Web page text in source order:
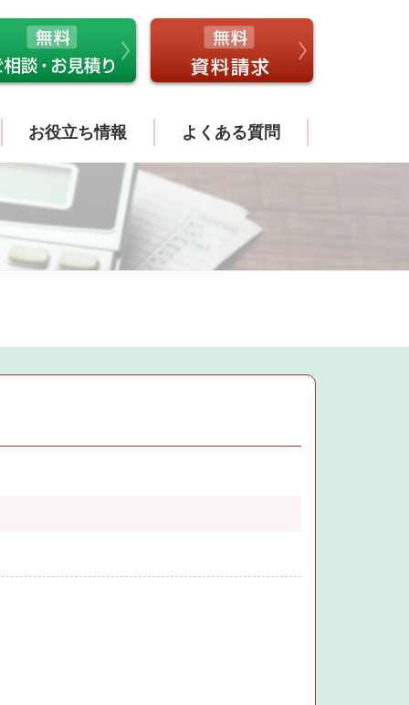
お役立ち情報 よくある質問